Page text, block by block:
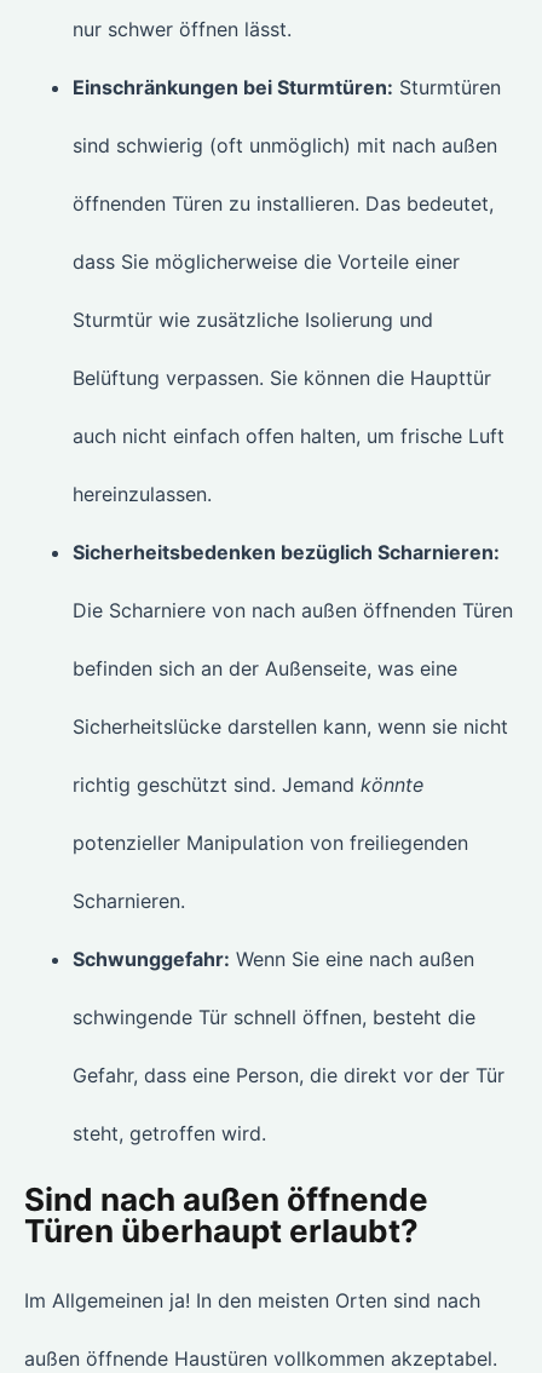
nur schwer öffnen lässt.
Einschränkungen bei Sturmtüren: Sturmtüren
sind schwierig (oft unmöglich) mit nach außen
öffnenden Türen zu installieren. Das bedeutet,
dass Sie möglicherweise die Vorteile einer
Sturmtür wie zusätzliche Isolierung und
Belüftung verpassen. Sie können die Haupttür
auch nicht einfach offen halten, um frische Luft
hereinzulassen.
Sicherheitsbedenken bezüglich Scharnieren:
Die Scharniere von nach außen öffnenden Türen
befinden sich an der Außenseite, was eine
Sicherheitslücke darstellen kann, wenn sie nicht
richtig geschützt sind. Jemand könnte
potenzieller Manipulation von freiliegenden
Scharnieren.
Schwunggefahr: Wenn Sie eine nach außen
schwingende Tür schnell öffnen, besteht die
Gefahr, dass eine Person, die direkt vor der Tür
steht, getroffen wird.
Sind nach außen öffnende
Türen überhaupt erlaubt?
Im Allgemeinen ja! In den meisten Orten sind nach
außen öffnende Haustüren vollkommen akzeptabel.